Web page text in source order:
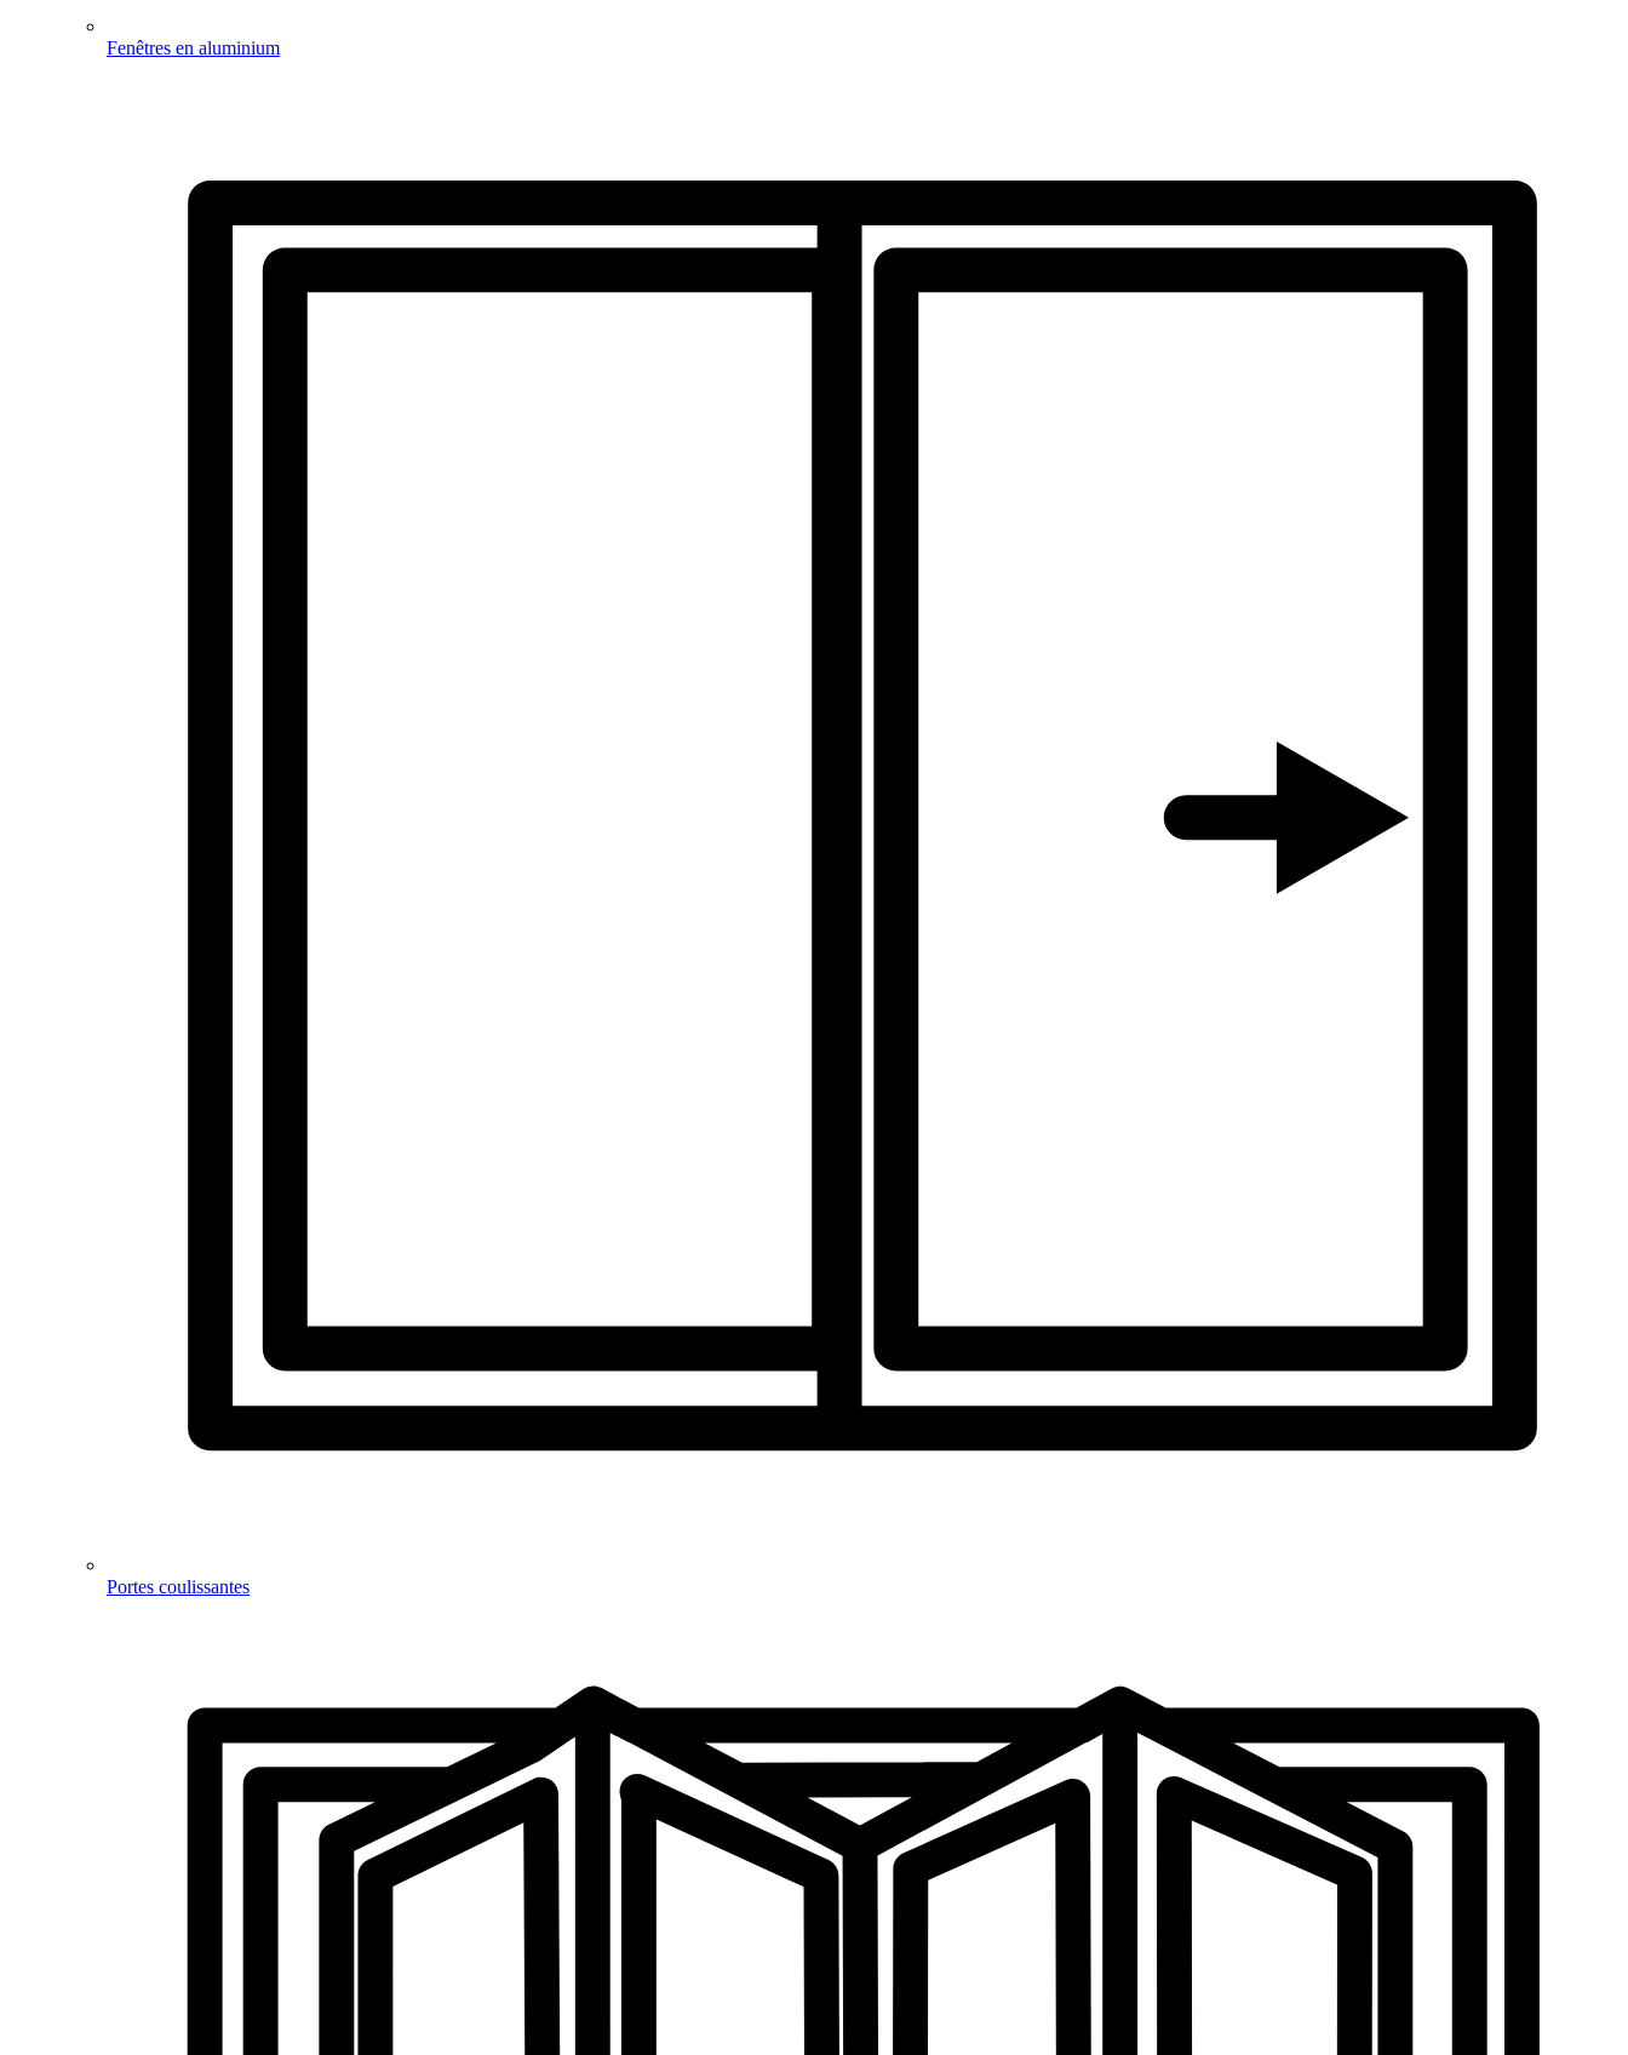
Fenêtres en aluminium
Portes coulissantes